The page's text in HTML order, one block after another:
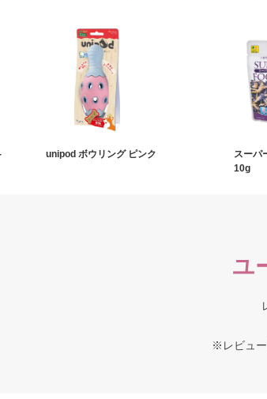
unipod ボウリング ピンク
スーパ
10g
ユ
※レビュ